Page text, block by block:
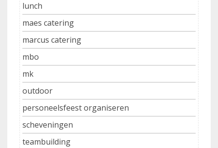
lunch
maes catering
marcus catering
mbo
mk
outdoor
personeelsfeest organiseren
scheveningen
teambuilding